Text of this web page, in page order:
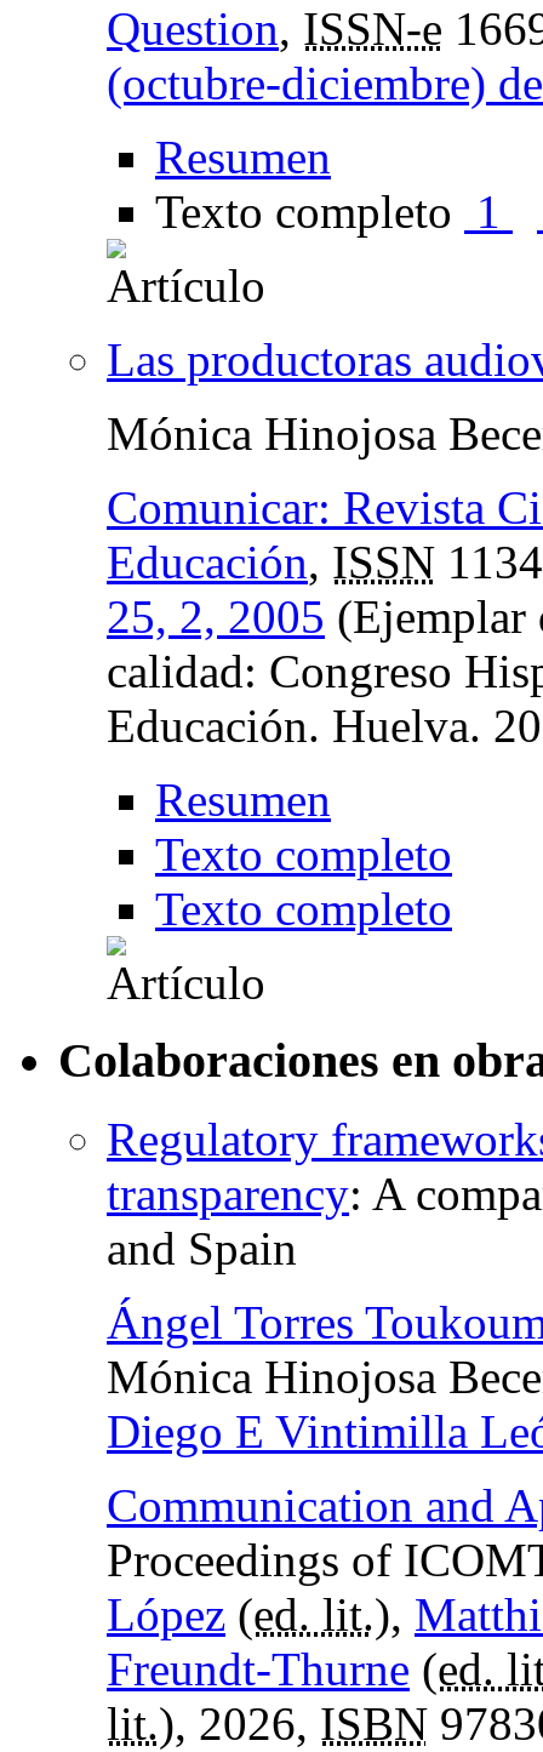
Question, ISSN-e
(octubre-diciembre)
Resumen
Texto completo 1
Las productoras
Mónica Hinojosa
Comunicar: Revista
Educación, ISSN
25, 2, 2005 (Ejemplar
calidad: Congreso
Educación. Huelva.
Resumen
Texto completo
Texto completo
Colaboraciones en
Regulatory
transparency: A
and Spain
Ángel Torres
Mónica Hinojosa
Diego E Vintimilla
Communication and
Proceedings of
López (ed. lit.),
Freundt-Thurne (ed.
lit.), 2026, ISBN